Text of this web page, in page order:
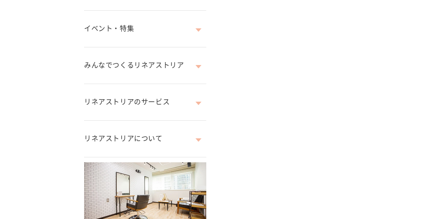
イベント・特集
みんなでつくるリネアストリア
リネアストリアのサービス
リネアストリアについて